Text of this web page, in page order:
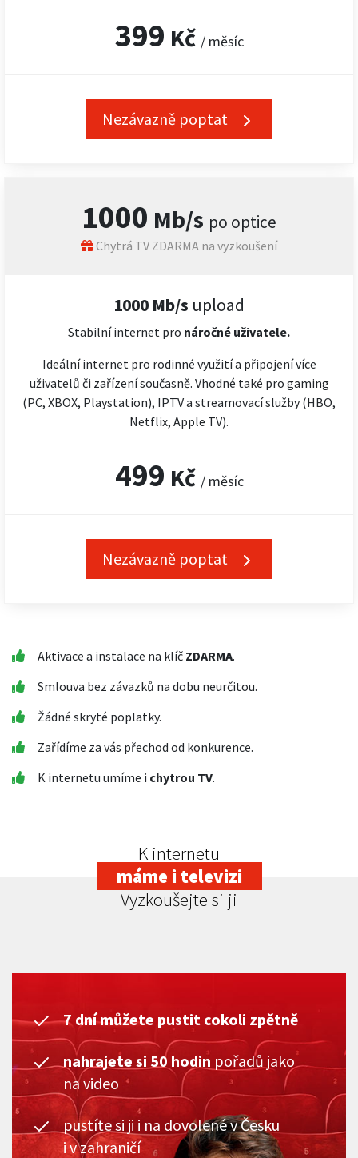
399 Kč / měsíc
Nezávazně poptat
1000 Mb/s po optice
Chytrá TV ZDARMA na vyzkoušení
1000 Mb/s upload
Stabilní internet pro náročné uživatele.
Ideální internet pro rodinné využití a připojení více
uživatelů či zařízení současně. Vhodné také pro gaming
(PC, XBOX, Playstation), IPTV a streamovací služby (HBO,
Netflix, Apple TV).
499 Kč / měsíc
Nezávazně poptat
Aktivace a instalace na klíč ZDARMA.
Smlouva bez závazků na dobu neurčitou.
Žádné skryté poplatky.
Zařídíme za vás přechod od konkurence.
K internetu umíme i chytrou TV.
K internetu
máme i televizi
Vyzkoušejte si ji
7 dní můžete pustit cokoli zpětně
nahrajete si 50 hodin pořadů jako
na video
pustíte si ji i na dovolené v Česku
i v zahraničí